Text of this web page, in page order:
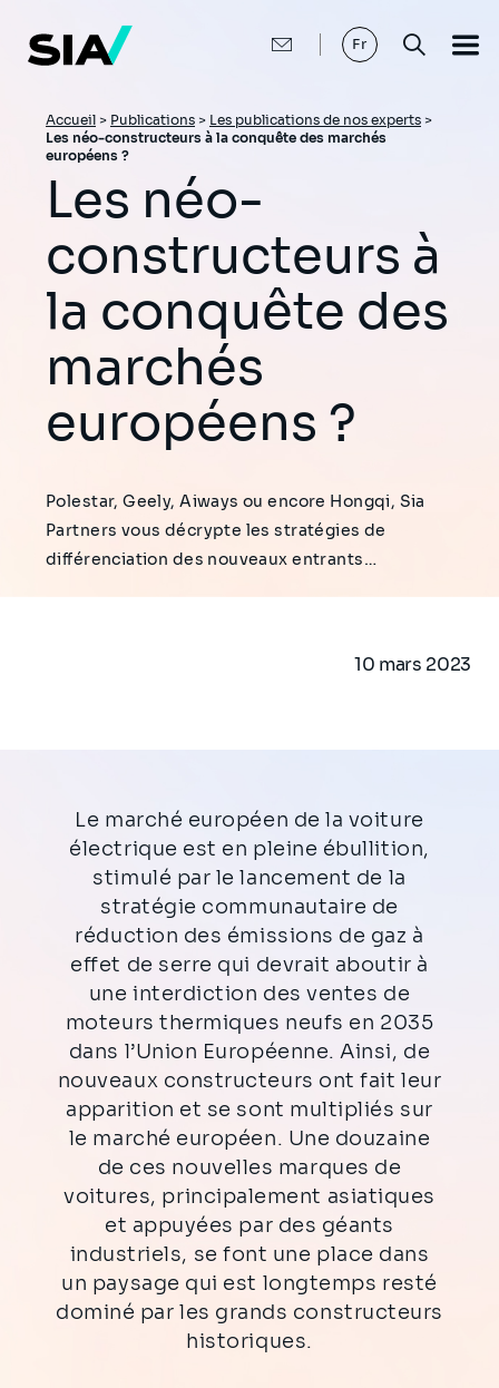
contenu
principal
Fr
Fil
d'Ariane
Accueil > Publications > Les publications de nos experts >
Les néo-constructeurs à la conquête des marchés
européens ?
Les néo-
constructeurs à
la conquête des
marchés
européens ?
Polestar, Geely, Aiways ou encore Hongqi, Sia
Partners vous décrypte les stratégies de
différenciation des nouveaux entrants…
10 mars 2023
Le marché européen de la voiture
électrique est en pleine ébullition,
stimulé par le lancement de la
stratégie communautaire de
réduction des émissions de gaz à
effet de serre qui devrait aboutir à
une interdiction des ventes de
moteurs thermiques neufs en 2035
dans l’Union Européenne. Ainsi, de
nouveaux constructeurs ont fait leur
apparition et se sont multipliés sur
le marché européen. Une douzaine
de ces nouvelles marques de
voitures, principalement asiatiques
et appuyées par des géants
industriels, se font une place dans
un paysage qui est longtemps resté
dominé par les grands constructeurs
historiques.